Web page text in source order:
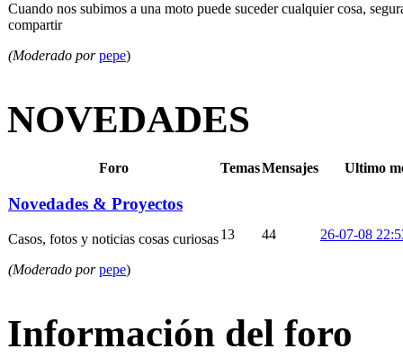
Cuando nos subimos a una moto puede suceder cualquier cosa,
compartir
(Moderado por pepe)
NOVEDADES
Foro TemasMensajes Ultimo
Novedades & Proyectos
Casos, fotos y noticias cosas curiosas
(Moderado por pepe)
13 44 26-07-08
Información del foro